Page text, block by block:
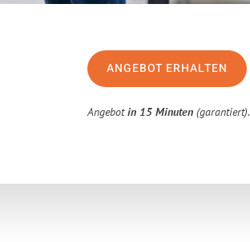
ANGEBOT ERHALTEN
Angebotin 15 Minuten (garantiert).